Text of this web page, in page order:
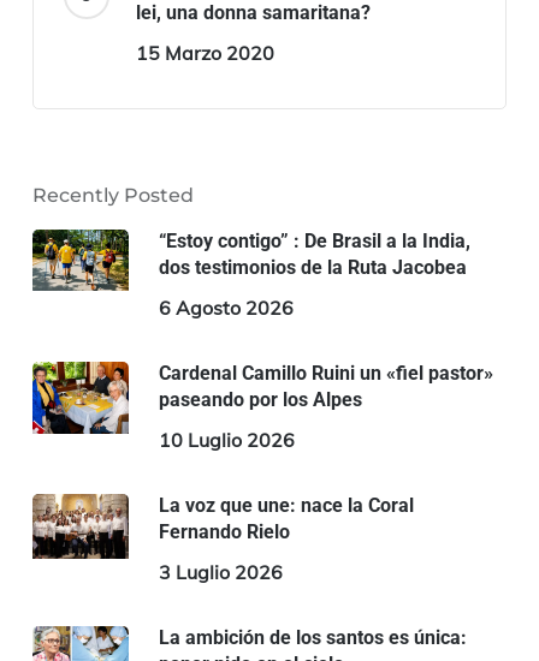
lei, una donna samaritana?
15 Marzo 2020
Recently Posted
“Estoy contigo” : De Brasil a la India,
dos testimonios de la Ruta Jacobea
6 Agosto 2026
Cardenal Camillo Ruini un «fiel pastor»
paseando por los Alpes
10 Luglio 2026
La voz que une: nace la Coral
Fernando Rielo
3 Luglio 2026
La ambición de los santos es única: